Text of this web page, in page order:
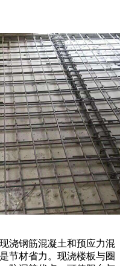
浇钢筋混凝土和预应力混
节材省力。现浇楼板与圈